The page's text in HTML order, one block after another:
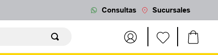
Consultas Sucursales